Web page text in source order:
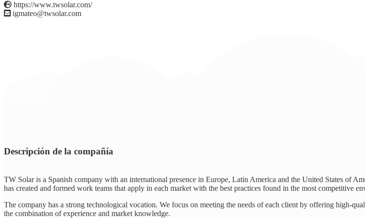
https://www.twsolar.com/
igmateo@twsolar.com
Descripción de la compañía
TW Solar is a Spanish company with an international presence in Europe, Latin America and the United States of
has created and formed work teams that apply in each market with the best practices found in the most competitive
The company has a strong technological vocation. We focus on meeting the needs of each client by offering high-
the combination of experience and market knowledge.